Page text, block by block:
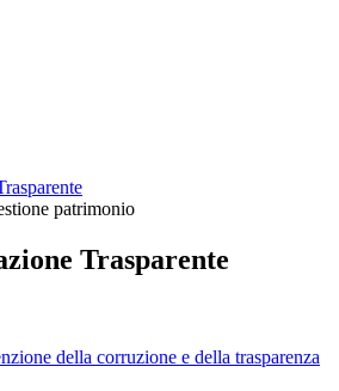
patrimonio
Trasparente
della corruzione e della trasparenza